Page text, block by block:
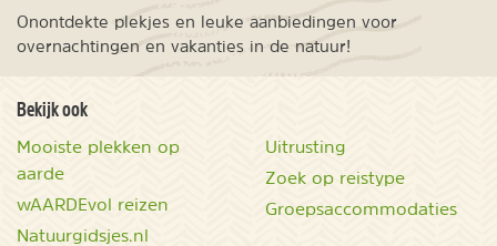
Onontdekte plekjes en leuke aanbiedingen voor
overnachtingen en vakanties in de natuur!
Bekijk ook
Mooiste plekken op
aarde
wAARDEvol reizen
Natuurgidsjes.nl
Uitrusting
Zoek op reistype
Groepsaccommodaties